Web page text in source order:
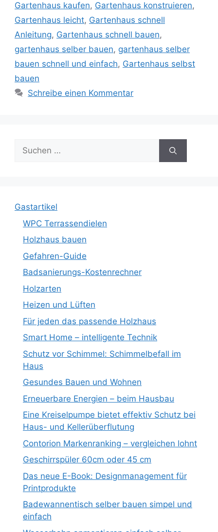
Gartenhaus kaufen, Gartenhaus konstruieren,
Gartenhaus leicht, Gartenhaus schnell
Anleitung, Gartenhaus schnell bauen,
gartenhaus selber bauen, gartenhaus selber
bauen schnell und einfach, Gartenhaus selbst
bauen
Schreibe einen Kommentar
Suche
nach:
Gastartikel
WPC Terrassendielen
Holzhaus bauen
Gefahren-Guide
Badsanierungs-Kostenrechner
Holzarten
Heizen und Lüften
Für jeden das passende Holzhaus
Smart Home – intelligente Technik
Schutz vor Schimmel: Schimmelbefall im
Haus
Gesundes Bauen und Wohnen
Erneuerbare Energien – beim Hausbau
Eine Kreiselpumpe bietet effektiv Schutz bei
Haus- und Kellerüberflutung
Contorion Markenranking – vergleichen lohnt
Geschirrspüler 60cm oder 45 cm
Das neue E-Book: Designmanagement für
Printprodukte
Badewannentisch selber bauen simpel und
einfach